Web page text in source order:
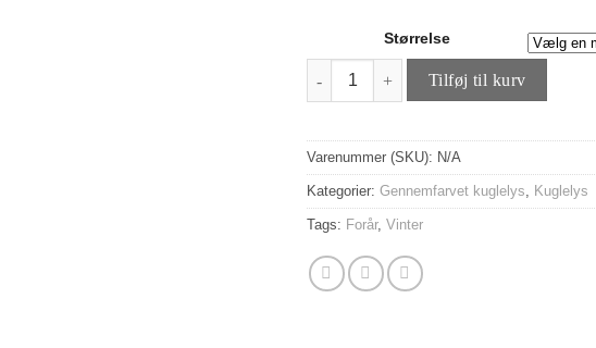
Størrelse
Gennemfarvet rustik kuglelys - Isblå
Tilføj til kurv
Varenummer (SKU): N/A
Kategorier:Gennemfarvet kuglelys, Kuglelys
Tags: Forår,Vinter